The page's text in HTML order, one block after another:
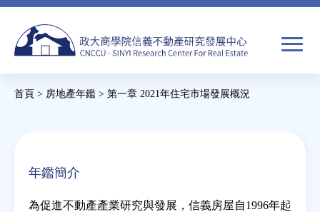
Jump
navigation
表
搜
焦點新聞
這
首頁 > 房地產年鑑 > 第一章 2021年住宅市場發展概況
年鑑簡介
為促進不動產產業研究與發展，信義房屋自1996年起